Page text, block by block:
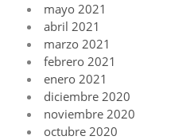
mayo 2021
abril 2021
marzo 2021
febrero 2021
enero 2021
diciembre 2020
noviembre 2020
octubre 2020